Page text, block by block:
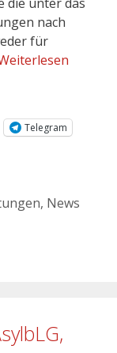
nach
für
Telegram
, News